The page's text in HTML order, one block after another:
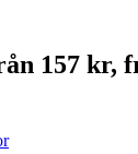
157 kr,